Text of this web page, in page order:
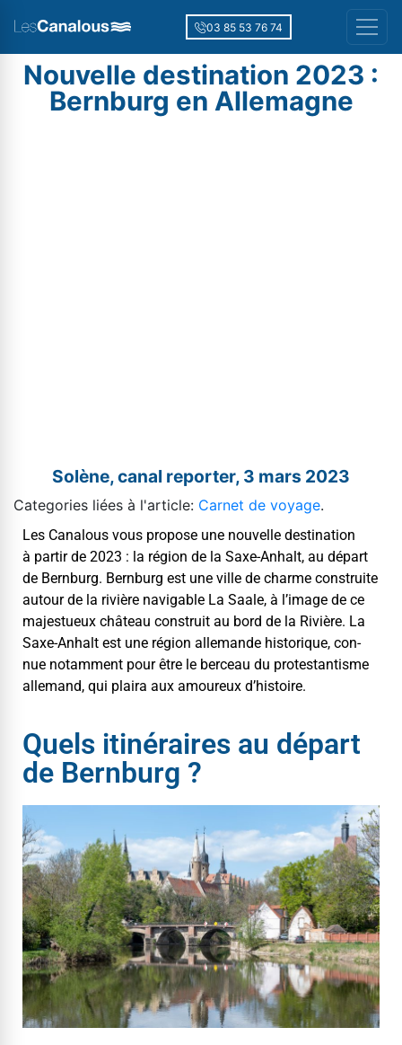
03 85 53 76 74
Nouvelle destination 2023 :
Bernburg en Allemagne
Solène, canal reporter, 3 mars 2023
Categories liées à l'article: Carnet de voyage.
Les Canalous vous pro­pose une nou­velle des­ti­na­tion
à par­tir de 2023 : la région de la Saxe-Anhalt, au départ
de Bern­burg. Bern­burg est une ville de charme con­stru­ite
autour de la riv­ière nav­i­ga­ble La Saale, à l’image de ce
majestueux château con­stru­it au bord de la Riv­ière. La
Saxe-Anhalt est une région alle­mande his­torique, con­
nue notam­ment pour être le berceau du protes­tantisme
alle­mand, qui plaira aux amoureux d’histoire.
Quels itinéraires au départ
de Bernburg ?